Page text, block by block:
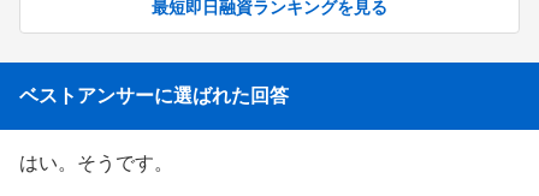
最短即日融資ランキングを見る
ベストアンサーに選ばれた回答
はい。そうです。